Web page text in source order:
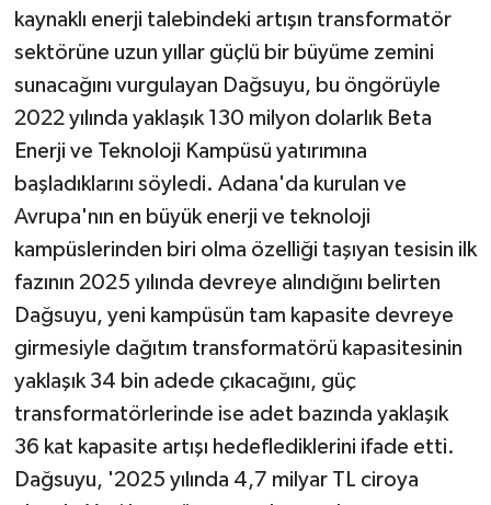
kaynaklı enerji talebindeki artışın transformatör
sektörüne uzun yıllar güçlü bir büyüme zemini
sunacağını vurgulayan Dağsuyu, bu öngörüyle
2022 yılında yaklaşık 130 milyon dolarlık Beta
Enerji ve Teknoloji Kampüsü yatırımına
başladıklarını söyledi. Adana'da kurulan ve
Avrupa'nın en büyük enerji ve teknoloji
kampüslerinden biri olma özelliği taşıyan tesisin ilk
fazının 2025 yılında devreye alındığını belirten
Dağsuyu, yeni kampüsün tam kapasite devreye
girmesiyle dağıtım transformatörü kapasitesinin
yaklaşık 34 bin adede çıkacağını, güç
transformatörlerinde ise adet bazında yaklaşık
36 kat kapasite artışı hedeflediklerini ifade etti.
Dağsuyu, '2025 yılında 4,7 milyar TL ciroya